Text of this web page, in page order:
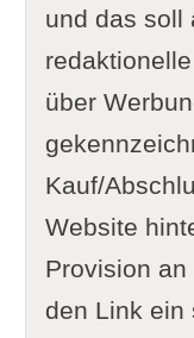
und das soll
über
Kauf/
Website
Provision
den Link ein